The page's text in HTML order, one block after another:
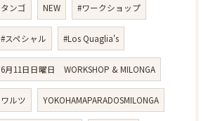
タンゴ NEW #ワークショップ
#スペシャル #Los Quaglia's
6月11日日曜日 WORKSHOP & MILONGA
ワルツ YOKOHAMAPARADOSMILONGA